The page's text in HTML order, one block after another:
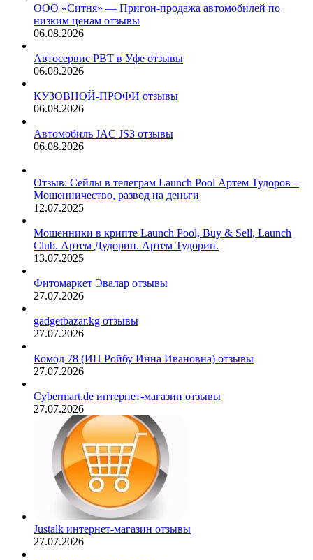
ООО «Ситня» — Пригон-продажа автомобилей по
низким ценам отзывы
06.08.2026
Автосервис РВТ в Уфе отзывы
06.08.2026
КУЗОВНОЙ-ПРОФИ отзывы
06.08.2026
Автомобиль JAC JS3 отзывы
06.08.2026
Отзыв: Сейлы в телеграм Launch Pool Артем Тудоров –
Мошенничество, развод на деньги
12.07.2025
Мошенники в крипте Launch Pool, Buy & Sell, Launch
Club. Артем Дудорин. Артем Тудорин.
13.07.2025
Фитомаркет Эвалар отзывы
27.07.2026
gadgetbazar.kg отзывы
27.07.2026
Комод 78 (ИП Ройбу Инна Ивановна) отзывы
27.07.2026
Cybermart.de интернет-магазин отзывы
27.07.2026
Justalk интернет-магазин отзывы
27.07.2026